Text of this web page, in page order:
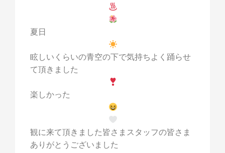
夏日
眩しいくらいの青空の下で気持ちよく踊らせ
て頂きました
楽しかった
観に来て頂きました皆さまスタッフの皆さま
ありがとうございました